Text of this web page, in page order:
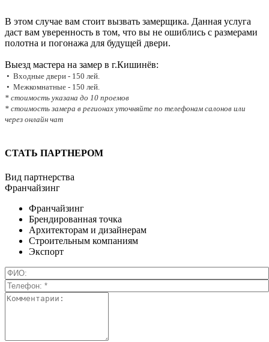
В этом случае вам стоит вызвать замерщика. Данная услуга
даст вам уверенность в том, что вы не ошиблись с размерами
полотна и погонажа для будущей двери.
Выезд мастера на замер в г.Кишинёв:
• Входные двери - 150 лей.
• Межкомнатные - 150 лей.
* стоимость указана до 10 проемов
* стоимость замера в регионах уточняйте по телефонам салонов или
через онлайн чат
СТАТЬ ПАРТНЕРОМ
Вид партнерства
Франчайзинг
Франчайзинг
Брендированная точка
Архитекторам и дизайнерам
Строительным компаниям
Экспорт